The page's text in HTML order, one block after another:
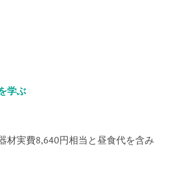
学ぶ
材実費8,640円相当と昼食代を含み